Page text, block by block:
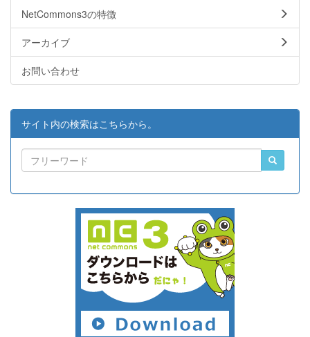
NetCommons3の特徴
アーカイブ
お問い合わせ
サイト内の検索はこちらから。